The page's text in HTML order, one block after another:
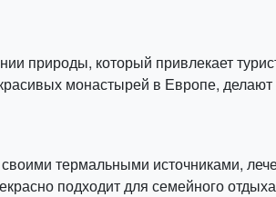
природы, который привлекает
монастырей в Европе,
термальными источниками,
подходит для семейного